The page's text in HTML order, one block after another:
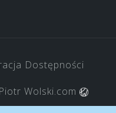
Dostępności
Piotr Wolski.com